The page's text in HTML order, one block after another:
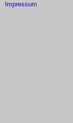
Impressum